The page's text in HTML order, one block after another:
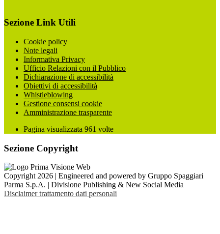
Sezione Link Utili
Cookie policy
Note legali
Informativa Privacy
Ufficio Relazioni con il Pubblico
Dichiarazione di accessibilità
Obiettivi di accessibilità
Whistleblowing
Gestione consensi cookie
Amministrazione trasparente
Pagina visualizzata 961 volte
Sezione Copyright
Copyright 2026 | Engineered and powered by Gruppo Spaggiari
Parma S.p.A. | Divisione Publishing & New Social Media
Disclaimer trattamento dati personali